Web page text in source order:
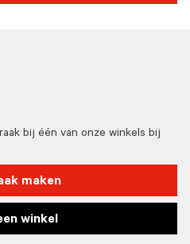
bij één van onze winkels bij
maken
winkel